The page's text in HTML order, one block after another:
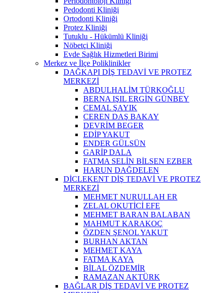
Pedodonti Kliniği
Ortodonti Kliniği
Protez Kliniği
Tutuklu - Hükümlü Kliniği
Nöbetçi Kliniği
Evde Sağlık Hizmetleri Birimi
Merkez ve İlçe Poliklinikler
DAĞKAPI DİŞ TEDAVİ VE PROTEZ
MERKEZİ
ABDULHALİM TÜRKOĞLU
BERNA IŞIL ERGİN GÜNBEY
CEMAL ŞAYIK
CEREN DAŞ BAKAY
DEVRİM BEGER
EDİP YAKUT
ENDER GÜLSÜN
GARİP DALA
FATMA SELİN BİLSEN EZBER
HARUN DAĞDELEN
DİCLEKENT DİŞ TEDAVİ VE PROTEZ
MERKEZİ
MEHMET NURULLAH ER
ZELAL OKUTİCİ EFE
MEHMET BARAN BALABAN
MAHMUT KARAKOÇ
ÖZDEN ŞENOL YAKUT
BURHAN AKTAN
MEHMET KAYA
FATMA KAYA
BİLAL ÖZDEMİR
RAMAZAN AKTÜRK
BAĞLAR DİŞ TEDAVİ VE PROTEZ